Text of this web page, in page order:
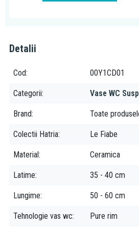
Pure Rim: vasele WC fabricate in
aceasta tehnologie elimina spatiile greu
Detalii
Cod 00Y1CD01
Categorii Vase WC
Brand Toate
Colectii Hatria Le Fiabe
Material Ceramica
Latime 35 - 40 cm
Lungime 50 - 60 cm
Tehnologie vas wc Pure rim